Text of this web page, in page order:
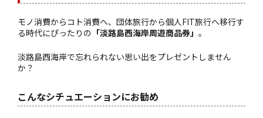
モノ消費からコト消費へ、団体旅行から個人FIT旅行へ移行す
る時代にぴったりの 「淡路島西海岸周遊商品券」 。
淡路島西海岸で忘れられない思い出をプレゼントしません
か？
こんなシチュエーションにお勧め